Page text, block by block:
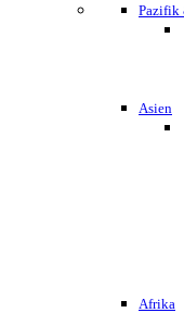
Pazifik
Asien
Afrika